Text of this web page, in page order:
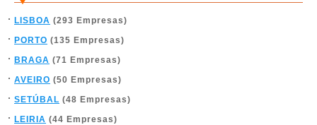
LISBOA (293 Empresas)
PORTO (135 Empresas)
BRAGA (71 Empresas)
AVEIRO (50 Empresas)
SETÚBAL (48 Empresas)
LEIRIA (44 Empresas)